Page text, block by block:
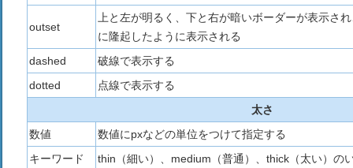
outset
上と左が明るく、下と右が暗いボーダーが表示さ
に隆起したように表示される
dashed
破線で表示する
dotted
点線で表示する
太さ
数値
数値にpxなどの単位をつけて指定する
キーワード
thin（細い）、medium（普通）、thick（太い）の